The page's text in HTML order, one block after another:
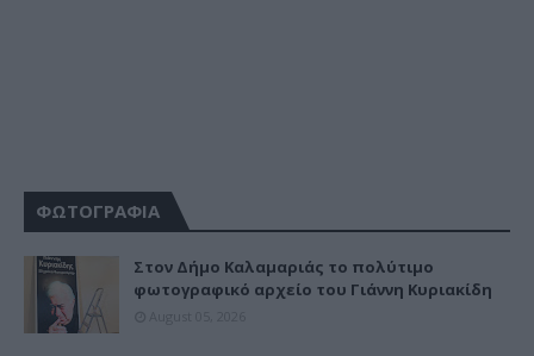
ΦΩΤΟΓΡΑΦΙΑ
Στον Δήμο Καλαμαριάς το πολύτιμο
φωτογραφικό αρχείο του Γιάννη Κυριακίδη